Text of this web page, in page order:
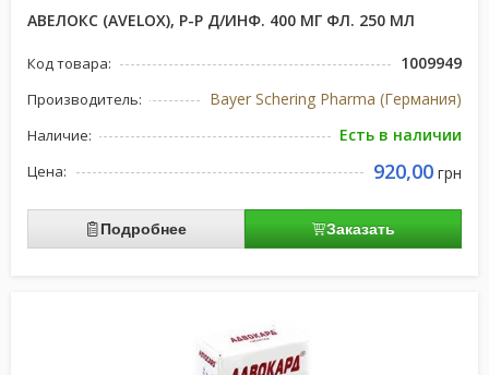
АВЕЛОКС (AVELOX), Р-Р Д/ИНФ. 400 МГ ФЛ. 250 МЛ
Код товара: 1009949
Производитель: Bayer Schering Pharma (Германия)
Наличие: Есть в наличии
Цена: 920,00 грн
Подробнее Заказать